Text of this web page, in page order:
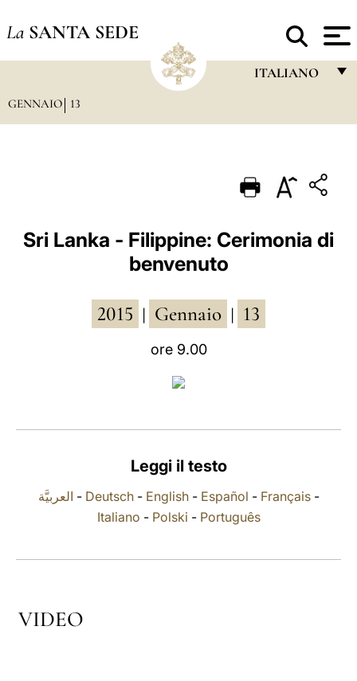
La SANTA SEDE
ITALIANO
PORTUGUÊS
ESPAÑOL
العربيّة
GENNAIO 13
Sri Lanka - Filippine: Cerimonia di
benvenuto
2015 Gennaio 13
ore 9.00
Leggi il testo
العربيَّة - Deutsch- English- Español - Français-
Italiano - Polski - Português
VIDEO